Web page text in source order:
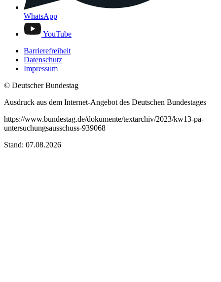
WhatsApp
YouTube
Barrierefreiheit
Datenschutz
Impressum
© Deutscher Bundestag
Ausdruck aus dem Internet-Angebot des Deutschen Bundestages
https://www.bundestag.de/dokumente/textarchiv/2023/kw13-pa-
untersuchungsausschuss-939068
Stand: 07.08.2026